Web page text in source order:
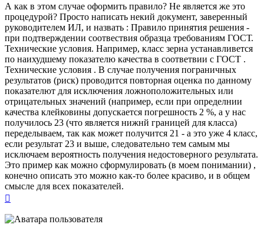
А как в этом случае оформить правило? Не является же это
процедурой? Просто написать некий документ, заверенный
руководителем ИЛ, и назвать : Правило принятия решения -
при подтверждении соотвествия образца требованиям ГОСТ.
Технические условия. Например, класс зерна устанавливется
по наихудшему показателю качества в соответвии с ГОСТ .
Технические условия . В случае получения пограничных
результатов (риск) проводится повторная оценка по данному
показателют для исключения ложноположительных или
отрицательных значений (например, если при определнии
качества клейковины допускается погрешность 2 %, а у нас
получилось 23 (что является нижнй границей для класса)
переделываем, так как может получится 21 - а это уже 4 класс,
если результат 23 и выше, следовательно тем самым мы
исключаем вероятность получения недостоверного результата.
Это пример как можно сформулировать (в моем понимании) ,
конечно описать это можно как-то более красиво, и в общем
смысле для всех показателей.
началу